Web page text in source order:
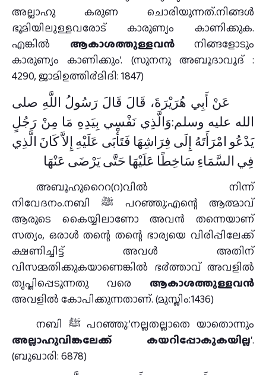
അല്ലാഹു കരുണ ചൊരിയുന്നത്.നിങ്ങള്‍
ഭൂമിയിലുള്ളവരോട് കാരുണ്യം കാണിക്കുക.
എങ്കില്‍ ആകാശത്തുള്ളവന്‍നിങ്ങളോടും
കാരുണ്യം കാണിക്കും’. (സുനനു അബൂദാവൂദ് :
4290, ജാമിഉത്തി൪മിദി: 1847)
عَنْ أَبِي هُرَيْرَةَ، قَالَ قَالَ رَسُولُ اللَّهِ صلى
الله عليه وسلم:وَالَّذِي نَفْسِي بِيَدِهِ مَا مِنْ رَجُلٍ
يَدْعُو امْرَأَتَهُ إِلَى فِرَاشِهَا فَتَأْبَى عَلَيْهِ إِلاَّ كَانَ الَّذِي
فِي السَّمَاءِ سَاخِطًا عَلَيْهَا حَتَّى يَرْضَى عَنْهَا
അബൂഹുറൈറ(റ)വിൽ നിന്ന്
നിവേദനം.നബി ﷺ പറഞ്ഞു:എന്റെ ആത്മാവ്
ആരുടെ കൈയ്യിലാണോ അവന്‍ തന്നെയാണ്
സത്യം, ഒരാള്‍ തന്റെ തന്റെ ഭാര്യയെ വിരിപ്പിലേക്ക്
ക്ഷണിച്ചിട്ട് അവള്‍ അതിന്
വിസമ്മതിക്കുകയാണെങ്കില്‍ ഭ൪ത്താവ് അവളില്‍
തൃപ്തിപ്പെടുന്നതു വരെ ആകാശത്തുള്ളവന്‍
അവളില്‍ കോപിക്കുന്നതാണ്. (മുസ്ലിം:1436)
നബി ﷺ പറഞ്ഞു:’നല്ലതല്ലാതെ യാതൊന്നും
അല്ലാഹുവിങ്കലേക്ക്‌ കയറിപ്പോകുകയില്ല‘.
(ബുഖാരി: 6878)